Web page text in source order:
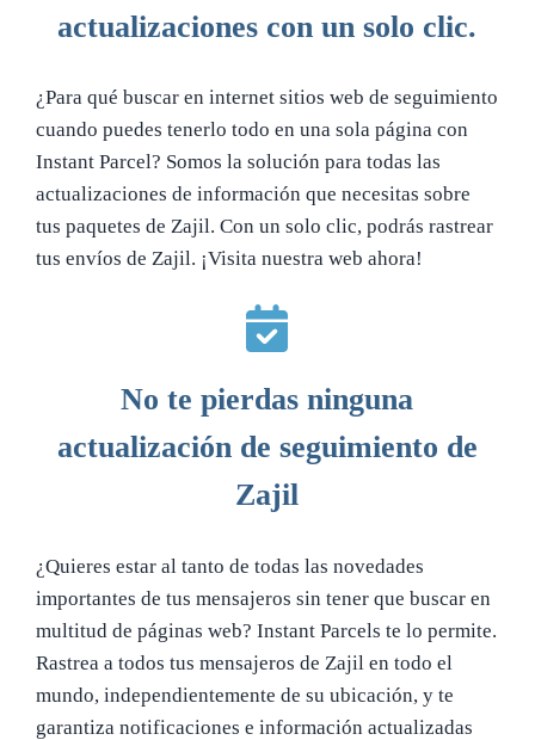
actualizaciones con un solo clic.
¿Para qué buscar en internet sitios web de seguimiento
cuando puedes tenerlo todo en una sola página con
Instant Parcel? Somos la solución para todas las
actualizaciones de información que necesitas sobre
tus paquetes de Zajil. Con un solo clic, podrás rastrear
tus envíos de Zajil. ¡Visita nuestra web ahora!
No te pierdas ninguna
actualización de seguimiento de
Zajil
¿Quieres estar al tanto de todas las novedades
importantes de tus mensajeros sin tener que buscar en
multitud de páginas web? Instant Parcels te lo permite.
Rastrea a todos tus mensajeros de Zajil en todo el
mundo, independientemente de su ubicación, y te
garantiza notificaciones e información actualizadas